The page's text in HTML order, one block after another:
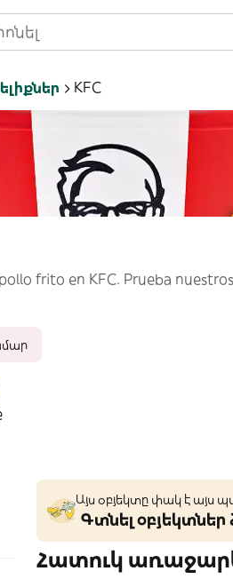
KFC
frito en KFC. Prueba
Այս օբյեկտը փակ է այս
Գտնել
Հատուկ